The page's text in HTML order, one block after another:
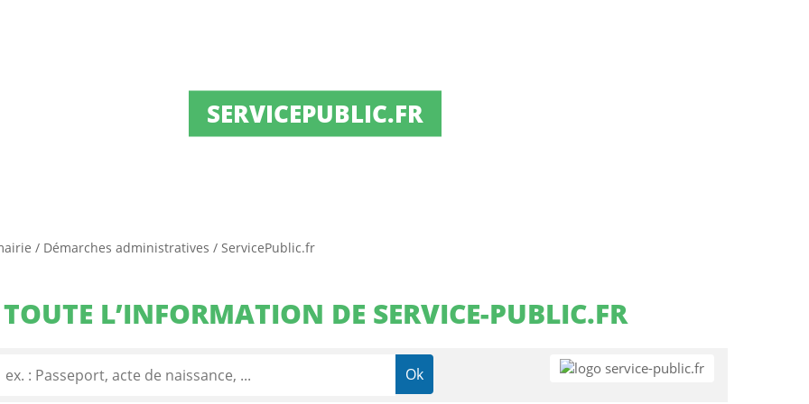
SERVICEPUBLIC.FR
/ Démarches administratives / ServicePublic.fr
TOUTE L’INFORMATION DE SERVICE-PUBLIC.FR